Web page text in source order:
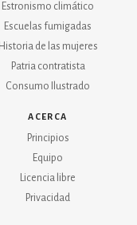
Estronismo climático
Escuelas fumigadas
Historia de las mujeres
Patria contratista
Consumo Ilustrado
acerca
Principios
Equipo
Licencia libre
Privacidad